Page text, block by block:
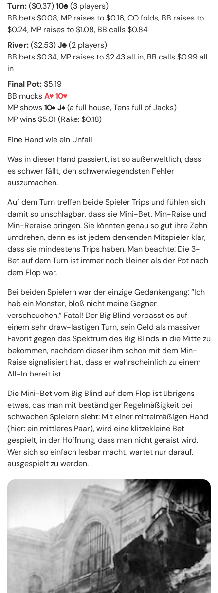
Turn:($0.37)10
(3 players)
BB bets $0.08, MP raises to $0.16, CO folds, BB raises to
$0.24, MP raises to $1.08, BB calls $0.84
River:($2.53)J
(2 players)
BB bets $0.34, MP raises to $2.43 all in, BB calls $0.99 all
in
Final Pot:$5.19
BB mucksA
10
MP shows10 J (a full house, Tens full of Jacks)
MP wins $5.01 (Rake: $0.18)
Eine Hand wie ein Unfall
Was in dieser Hand passiert, ist so außerweltlich, dass
es schwer fällt, den schwerwiegendsten Fehler
auszumachen.
Auf dem Turn treffen beide Spieler Trips und fühlen sich
damit so unschlagbar, dass sie Mini-Bet, Min-Raise und
Min-Reraise bringen. Sie könnten genau so gut ihre Zehn
umdrehen, denn es ist jedem denkenden Mitspieler klar,
dass sie mindestens Trips haben. Man beachte: Die 3-
Bet auf dem Turn ist immer noch kleiner als der Pot nach
dem Flop war.
Bei beiden Spielern war der einzige Gedankengang: “Ich
hab ein Monster, bloß nicht meine Gegner
verscheuchen.” Fatal! Der Big Blind verpasst es auf
einem sehr draw-lastigen Turn, sein Geld als massiver
Favorit gegen das Spektrum des Big Blinds in die Mitte zu
bekommen, nachdem dieser ihm schon mit dem Min-
Raise signalisiert hat, dass er wahrscheinlich zu einem
All-In bereit ist.
Die Mini-Bet vom Big Blind auf dem Flop ist übrigens
etwas, das man mit beständiger Regelmäßigkeit bei
schwachen Spielern sieht: Mit einer mittelmäßigen Hand
(hier: ein mittleres Paar), wird eine klitzekleine Bet
gespielt, in der Hoffnung, dass man nicht geraist wird.
Wer sich so einfach lesbar macht, wartet nur darauf,
ausgespielt zu werden.